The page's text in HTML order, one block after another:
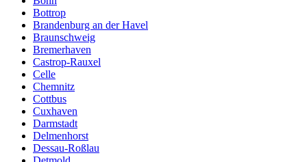
Bottrop
Brandenburg an der Havel
Braunschweig
Bremerhaven
Castrop-Rauxel
Celle
Chemnitz
Cottbus
Cuxhaven
Darmstadt
Delmenhorst
Dessau-Roßlau